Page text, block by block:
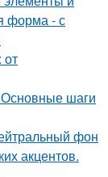
форма - с
от
Основные шаги
фон
акцентов.